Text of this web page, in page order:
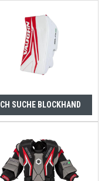
ICH SUCHE BLOCKHAND